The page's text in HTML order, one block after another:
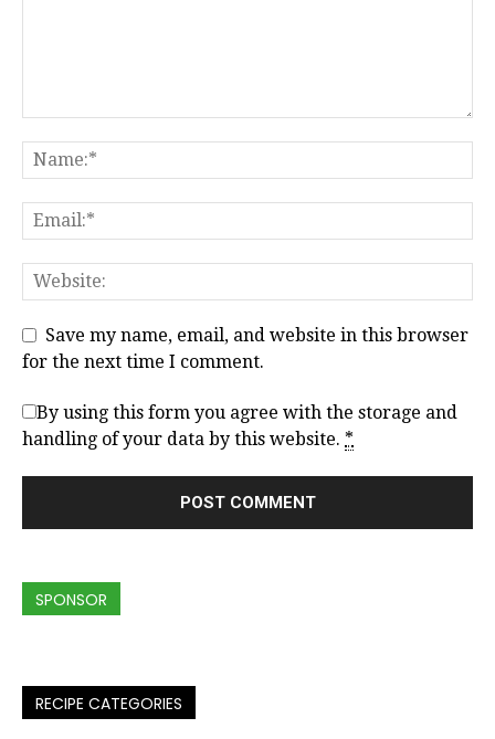
Save my name, email, and website in this browser
for the next time I comment.
By using this form you agree with the storage and
handling of your data by this website. *
SPONSOR
RECIPE CATEGORIES